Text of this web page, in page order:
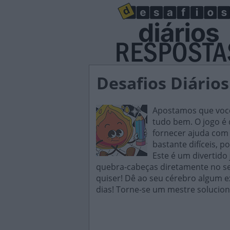
Desafios
Apostamos que
tudo bem. O jogo é
fornecer ajuda com
bastante difíceis,
Este é um
quebra-cabeças diretamente no
quiser! Dê ao seu cérebro algum
dias! Torne-se um mestre